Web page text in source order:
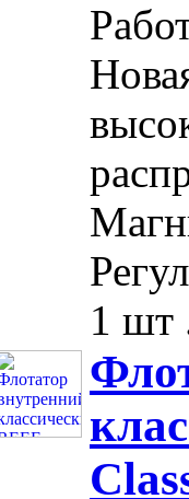
1 шт